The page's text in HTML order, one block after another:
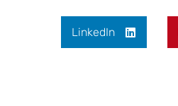
LinkedIn